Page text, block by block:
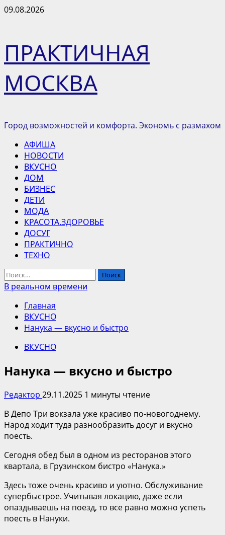
Перейти
09.08.2026
ПРАКТИЧНАЯ
МОСКВА
Город возможностей и комфорта. Экономь с размахом
Основное
меню
АФИША
НОВОСТИ
ВКУСНО
ДОМ
БИЗНЕС
ДЕТИ
МОДА
КРАСОТА.ЗДОРОВЬЕ
ДОСУГ
ПРАКТИЧНО
ТЕХНО
Найти:
В реальном времени
Главная
ВКУСНО
Нанука — вкусно и быстро
ВКУСНО
Нанука — вкусно и быстро
Редактор 29.11.2025 1 минуты чтение
В Депо Три вокзала уже красиво по-новогоднему.
Народ ходит туда разнообразить досуг и вкусно
поесть.
Сегодня обед был в одном из ресторанов этого
квартала, в Грузинском бистро «Нанука.»
Здесь тоже очень красиво и уютно. Обслуживание
супербыстрое. Учитывая локацию, даже если
опаздываешь на поезд, то все равно можно успеть
поесть в Нануки.